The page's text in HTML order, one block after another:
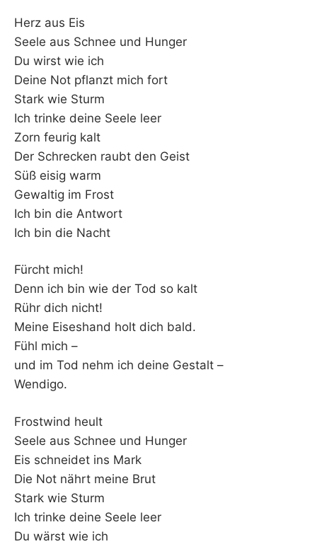
Herz aus Eis
Seele aus Schnee und Hunger
Du wirst wie ich
Deine Not pflanzt mich fort
Stark wie Sturm
Ich trinke deine Seele leer
Zorn feurig kalt
Der Schrecken raubt den Geist
Süß eisig warm
Gewaltig im Frost
Ich bin die Antwort
Ich bin die Nacht
Fürcht mich!
Denn ich bin wie der Tod so kalt
Rühr dich nicht!
Meine Eiseshand holt dich bald.
Fühl mich –
und im Tod nehm ich deine Gestalt –
Wendigo.
Frostwind heult
Seele aus Schnee und Hunger
Eis schneidet ins Mark
Die Not nährt meine Brut
Stark wie Sturm
Ich trinke deine Seele leer
Du wärst wie ich